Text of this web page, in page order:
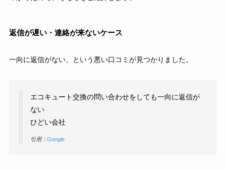
返信が遅い・連絡が来ないケース
一向に返信がない、という悪い口コミが見つかりました。
エコキュート交換の問い合わせをしても一向に返信が
ない
ひどい会社
引用： Google